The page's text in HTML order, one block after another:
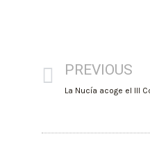
PREVIOUS
La Nucía acoge el III